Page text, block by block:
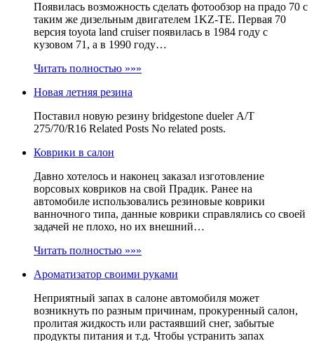
Появилась возможность сделать фотообзор на прадо 70 с
таким же дизельным двигателем 1KZ-TE. Первая 70
версия toyota land cruiser появилась в 1984 году с
кузовом 71, а в 1990 году…
Читать полностью »»»
Новая летняя резина
Поставил новую резину bridgestone dueler А/Т
275/70/R16 Related Posts No related posts.
Коврики в салон
Давно хотелось и наконец заказал изготовление
ворсовых ковриков на свой Прадик. Ранее на
автомобиле использовались резиновые коврики
ванночного типа, данные коврики справлялись со своей
задачей не плохо, но их внешний…
Читать полностью »»»
Ароматизатор своими руками
Неприятный запах в салоне автомобиля может
возникнуть по разным причинам, прокуренный салон,
пролитая жидкость или растаявший снег, забытые
продукты питания и т.д. Чтобы устранить запах